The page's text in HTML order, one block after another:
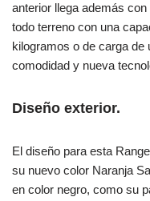
anterior llega además
todo terreno con una
kilogramos o de carga de
comodidad y nueva
Diseño exterior.
El diseño para esta
su nuevo color Naranja
en color negro, como su